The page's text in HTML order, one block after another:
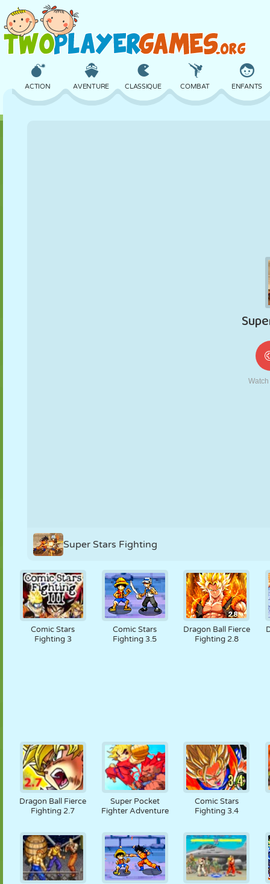
ACTION AVENTURE CLASSIQUE COMBAT ENFANTS
Super Stars Fighting
Comic Stars
Fighting 3
Comic Stars
Fighting 3.5
Dragon Ball Fierce
Fighting 2.8
Dragon Ball Fierce
Fighting 2.7
Super Pocket
Fighter Adventure
Comic Stars
Fighting 3.4